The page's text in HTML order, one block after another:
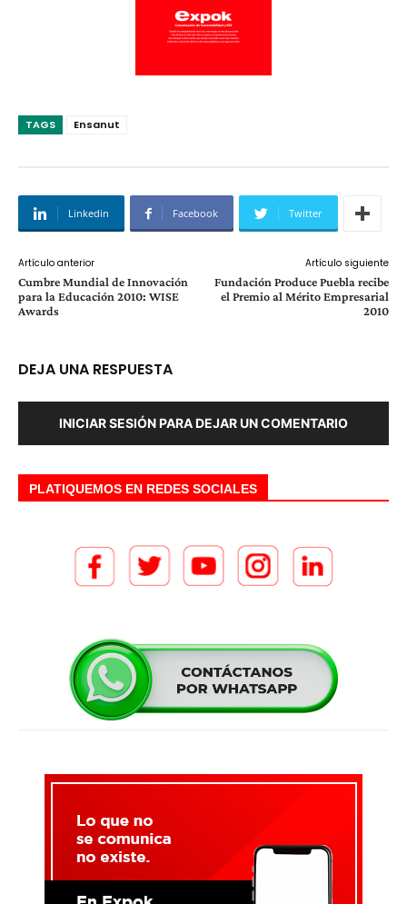
TAGS Ensanut
Linkedin Facebook Twitter
Artículo anterior
Cumbre Mundial de Innovación
para la Educación 2010: WISE
Awards
Artículo siguiente
Fundación Produce Puebla recibe
el Premio al Mérito Empresarial
2010
DEJA UNA RESPUESTA
INICIAR SESIÓN PARA DEJAR UN COMENTARIO
PLATIQUEMOS EN REDES SOCIALES